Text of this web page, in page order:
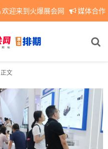
欢迎来到火爆展会网 媒体合作
正文